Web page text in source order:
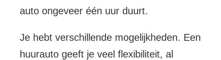
auto ongeveer één uur duurt.
Je hebt verschillende mogelijkheden. Een
huurauto geeft je veel flexibiliteit, al